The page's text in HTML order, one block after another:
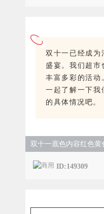
双十一已经成为
盛宴。我们超市
丰富多彩的活动
一起了解一下我
的具体情况吧。
双十一底色内容红色黄
ID:149309